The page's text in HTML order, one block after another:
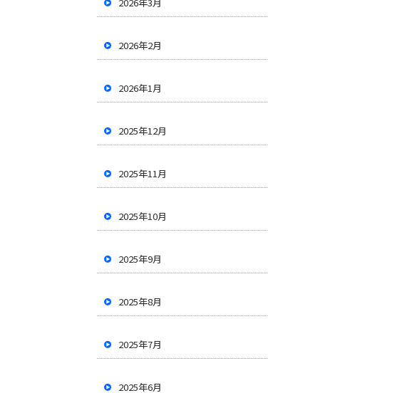
2026年2月
2026年1月
2025年12月
2025年11月
2025年10月
2025年9月
2025年8月
2025年7月
2025年6月